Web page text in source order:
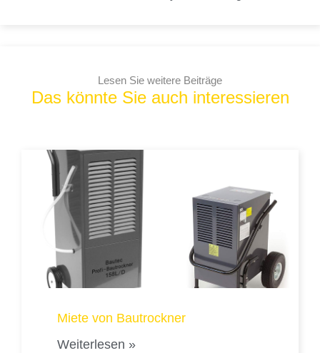
Lesen Sie weitere Beiträge
Das könnte Sie auch interessieren
Miete von Bautrockner
Weiterlesen »